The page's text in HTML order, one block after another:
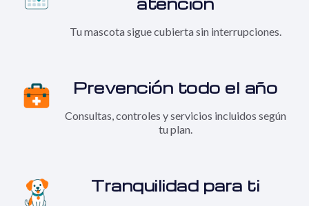
Tu mascota sigue cubierta sin interrupciones.
Prevención todo el año
Consultas, controles y servicios incluidos según
tu plan.
Tranquilidad para ti